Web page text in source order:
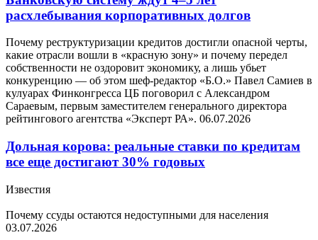
расхлебывания корпоративных долгов
Почему реструктуризации кредитов достигли опасной черты,
какие отрасли вошли в «красную зону» и почему передел
собственности не оздоровит экономику, а лишь убьет
конкуренцию — об этом шеф-редактор «Б.О.» Павел Самиев в
кулуарах Финконгресса ЦБ поговорил с Александром
Сараевым, первым заместителем генерального директора
рейтингового агентства «Эксперт РА». 06.07.2026
Дольная корова: реальные ставки по кредитам
все еще достигают 30% годовых
Известия
Почему ссуды остаются недоступными для населения
03.07.2026